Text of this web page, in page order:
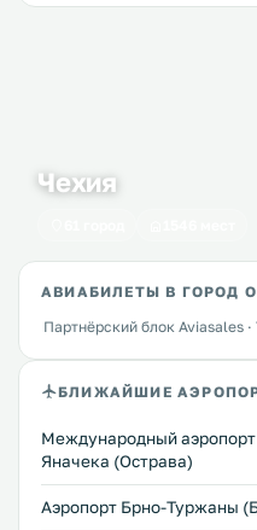
Чехия
АВИАБИЛЕТЫ В ГОРОД
Партнёрский блок Aviasales
БЛИЖАЙШИЕ
Международный
Яначека (Острава)
Аэропорт Брно-Туржаны